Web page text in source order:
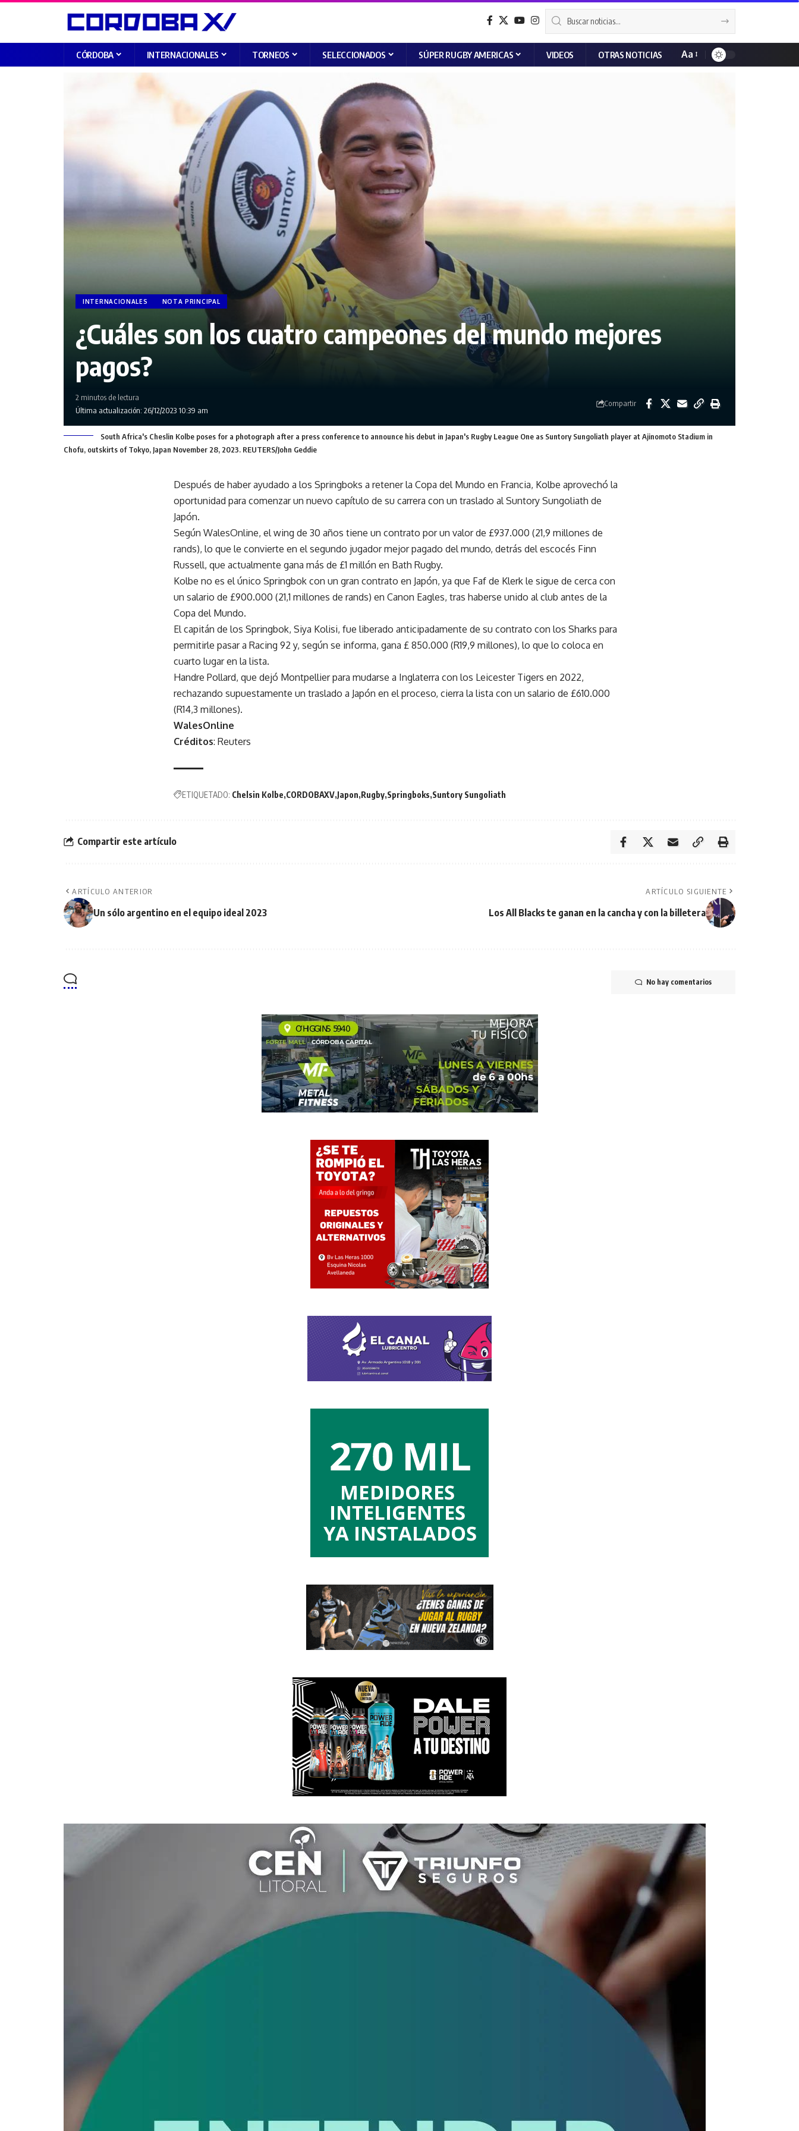
CÓRDOBA INTERNACIONALES TORNEOS SELECCIONADOS SÚPER RUGBY AMERICAS VIDEOS OTRAS NOTICIAS Aa
INTERNACIONALES NOTA PRINCIPAL
¿Cuáles son los cuatro campeones del mundo mejores
pagos?
Última actualización: 26/12/2023 10:39 am
2 minutos de lectura
Compartir
South Africa's Cheslin Kolbe poses for a photograph after a press conference to announce his debut in Japan's Rugby League One as Suntory Sungoliath player at Ajinomoto Stadium in
Chofu, outskirts of Tokyo, Japan November 28, 2023. REUTERS/John Geddie
Después de haber ayudado a los Springboks a retener la Copa del Mundo en Francia, Kolbe aprovechó la
oportunidad para comenzar un nuevo capítulo de su carrera con un traslado al Suntory Sungoliath de
Japón.
Según WalesOnline, el wing de 30 años tiene un contrato por un valor de £937.000 (21,9 millones de
rands), lo que le convierte en el segundo jugador mejor pagado del mundo, detrás del escocés Finn
Russell, que actualmente gana más de £1 millón en Bath Rugby.
Kolbe no es el único Springbok con un gran contrato en Japón, ya que Faf de Klerk le sigue de cerca con
un salario de £900.000 (21,1 millones de rands) en Canon Eagles, tras haberse unido al club antes de la
Copa del Mundo.
El capitán de los Springbok, Siya Kolisi, fue liberado anticipadamente de su contrato con los Sharks para
permitirle pasar a Racing 92 y, según se informa, gana £ 850.000 (R19,9 millones), lo que lo coloca en
cuarto lugar en la lista.
Handre Pollard, que dejó Montpellier para mudarse a Inglaterra con los Leicester Tigers en 2022,
rechazando supuestamente un traslado a Japón en el proceso, cierra la lista con un salario de £610.000
(R14,3 millones).
WalesOnline
Créditos: Reuters
ETIQUETADO: Chelsin Kolbe CORDOBAXV Japon Rugby Springboks Suntory Sungoliath
Compartir este artículo
ARTÍCULO ANTERIOR
Un sólo argentino en el equipo ideal 2023
ARTÍCULO SIGUIENTE
Los All Blacks te ganan en la cancha y con la billetera
No hay comentarios